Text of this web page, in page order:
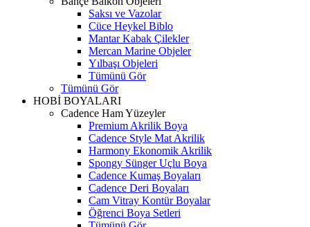
Saksı ve Vazolar
Cüce Heykel Biblo
Mantar Kabak Çilekler
Mercan Marine Objeler
Yılbaşı Objeleri
Tümünü Gör
Tümünü Gör
HOBİ BOYALARI
Cadence Ham Yüzeyler
Premium Akrilik Boya
Cadence Style Mat Akrilik
Harmony Ekonomik Akrilik
Spongy Sünger Uçlu Boya
Cadence Kumaş Boyaları
Cadence Deri Boyaları
Cam Vitray Kontür Boyalar
Öğrenci Boya Setleri